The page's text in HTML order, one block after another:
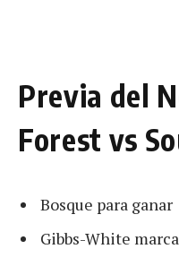
Previa del
Forest vs
Bosque para ganar
Gibbs-White